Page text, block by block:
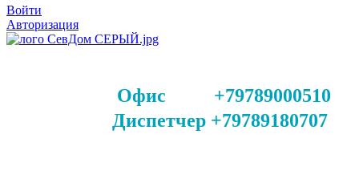
Войти
Авторизация
Офис +79789000510
Диспетчер +79789180707